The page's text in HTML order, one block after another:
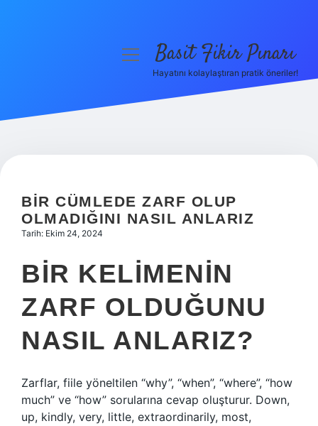
Hakkımızda
menüyüBasit Fikir Pınarı
Hayatını kolaylaştıran pratik öneriler!
BIR CÜMLEDE ZARF OLUP
OLMADIĞINI NASIL ANLARIZ
Tarih: Ekim 24, 2024
BIR KELIMENIN
ZARF OLDUĞUNU
NASIL ANLARIZ?
Zarflar, fiile yöneltilen “why”, “when”, “where”, “how
much” ve “how” sorularına cevap oluşturur. Down,
up, kindly, very, little, extraordinarily, most,